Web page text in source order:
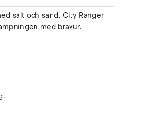
salt och sand. City Ranger
med bravur.